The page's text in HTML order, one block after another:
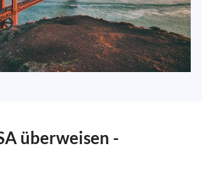
überweisen -